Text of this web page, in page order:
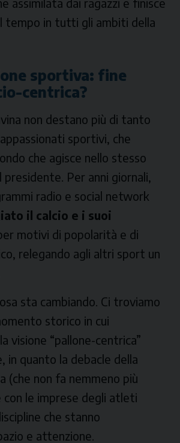
assimilata dai ragazzi e finisce
tempo in tutti gli ambiti della
sportiva: fine
centrica?
non destano più di tanto
sportivi, che
che agisce nello stesso
Per anni giornali,
radio e social network
il calcio e i suoi
motivi di popolarità e di
relegando agli altri sport un
sta cambiando. Ci troviamo
storico in cui
visione “pallone-centrica”
in quanto la debacle della
(che non fa nemmeno più
con le imprese degli atleti
che stanno
e attenzione.